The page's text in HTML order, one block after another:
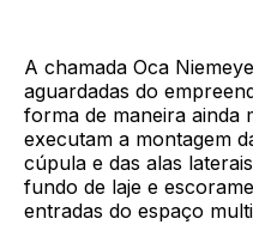
A chamada Oca
aguardadas do
forma de maneira ainda
executam a montagem
cúpula e das alas
fundo de laje e
entradas do espaço